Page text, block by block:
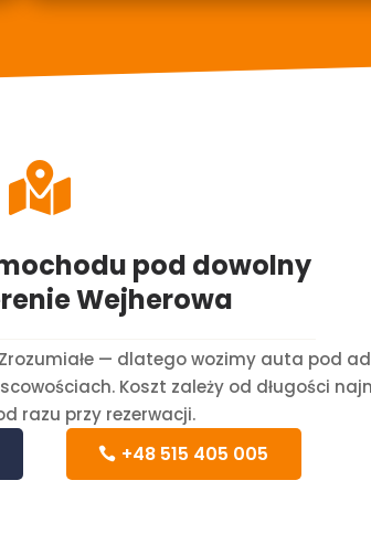

pod dowolny
Wejherowa
— dlatego wozimy auta pod
Koszt zależy od długości
razu przy rezerwacji.
+48 515 405 005